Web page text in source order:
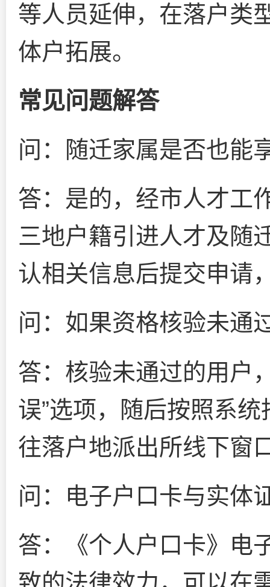
等人员延伸，在落户类
体户拓展。
常见问题解答
问：随迁家属是否也能
答：是的，经市人才工
三地户籍引进人才及随
认相关信息后提交申请
问：如果资格核验未通
答：核验未通过的用户
误”选项，随后按照系
往落户地派出所线下窗
问：电子户口卡与实体
答：《个人户口卡》电